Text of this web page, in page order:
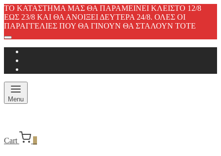
ΤΟ ΚΑΤΑΣΤΗΜΑ ΜΑΣ ΘΑ ΠΑΡΑΜΕΙΝΕΙ ΚΛΕΙΣΤΟ 12/8
ΕΩΣ 23/8 ΚΑΙ ΘΑ ΑΝΟΙΞΕΙ ΔΕΥΤΕΡΑ 24/8. ΟΛΕΣ ΟΙ
ΠΑΡΑΓΓΕΛΙΕΣ ΠΟΥ ΘΑ ΓΙΝΟΥΝ ΘΑ ΣΤΑΛΟΥΝ ΤΟΤΕ
Menu
Cart